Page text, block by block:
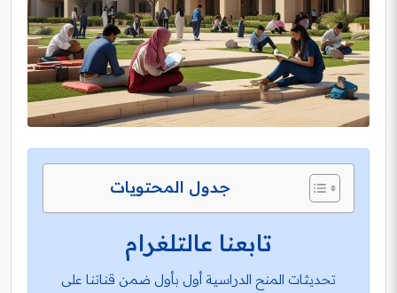
جدول المحتويات
تابعنا عالتلغرام
تحديثات المنح الدراسية أول بأول ضمن قناتنا على